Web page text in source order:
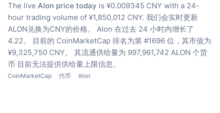
The live Alon price today is ¥0.009345 CNY with a 24-
hour trading volume of ¥1,850,012 CNY. 我们会实时更新
ALON兑换为CNY的价格。
Alon 在过去 24 小时内增长了
4.22。
目前的 CoinMarketCap 排名为第 #1696 位，其市值为
¥9,325,750 CNY。
其流通供给量为 997,961,742 ALON 个货
币 目前无法提供供给量上限信息。
CoinMarketCap 代币 Alon